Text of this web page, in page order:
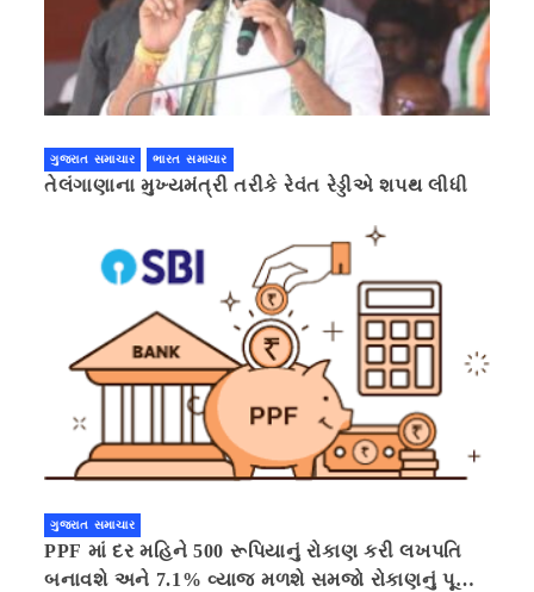
ગુજરાત સમાચાર ભારત સમાચાર
તેલંગાણાના મુખ્યમંત્રી તરીકે રેવંત રેડ્ડીએ શપથ લીધી
ગુજરાત સમાચાર
PPF માં દર મહિને 500 રૂપિયાનું રોકાણ કરી લખપતિ
બનાવશે અને 7.1% વ્યાજ મળશે સમજો રોકાણનું પૂરું